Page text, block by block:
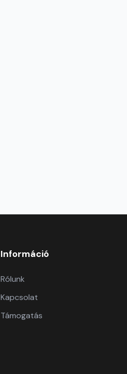
Információ
Rólunk
Kapcsolat
Támogatás